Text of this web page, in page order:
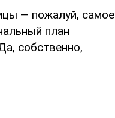
— пожалуй, самое
план
собственно,